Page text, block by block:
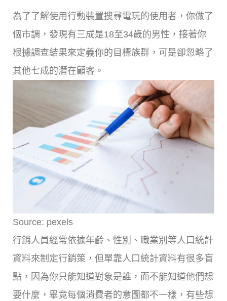
為了了解使用行動裝置搜尋電玩的使用者，你做了
個市調，發現有三成是18至34歲的男性，接著你
根據調查結果來定義你的目標族群，可是卻忽略了
其他七成的潛在顧客。
Source: pexels
行銷人員經常依據年齡、性別、職業別等人口統計
資料來制定行銷策，但單靠人口統計資料有很多盲
點，因為你只能知道對象是誰，而不能知道他們想
要什麼，畢竟每個消費者的意圖都不一樣，有些想